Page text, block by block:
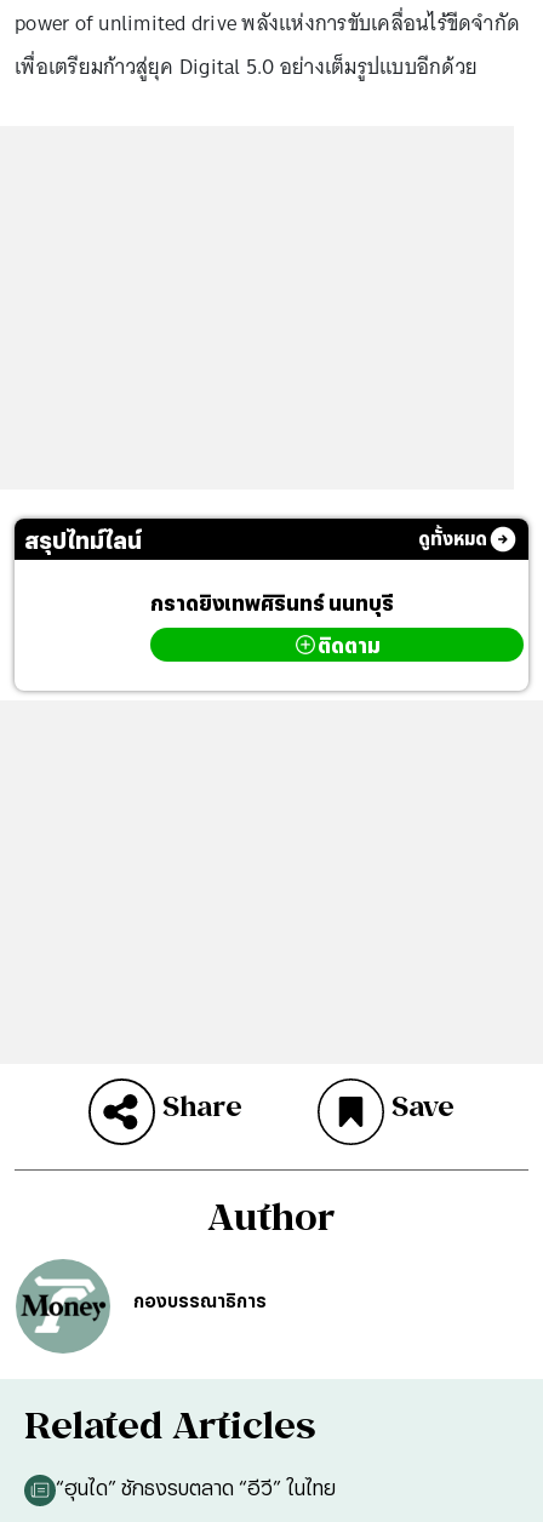
power of unlimited drive พลังแห่งการขับเคลื่อนไร้ขีดจำกัด
เพื่อเตรียมก้าวสู่ยุค Digital 5.0 อย่างเต็มรูปแบบอีกด้วย
สรุปไทม์ไลน์ ดูทั้งหมด
กราดยิงเทพศิรินทร์ นนทบุรี
ติดตาม
Share Save
Author
กองบรรณาธิการ
Related Articles
“ฮุนได” ชักธงรบตลาด “อีวี” ในไทย